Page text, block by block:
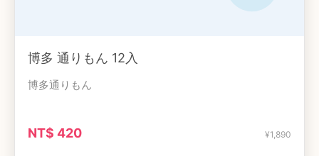
博多 通りもん 12入
博多通りもん
NT$ 420 ¥1,890